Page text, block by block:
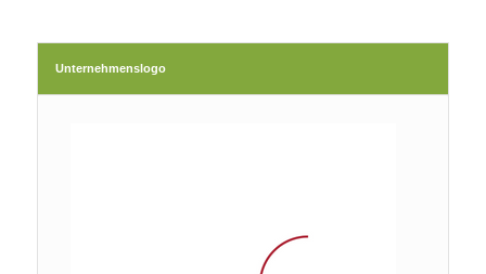
Unternehmenslogo